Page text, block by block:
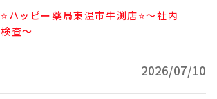
⭐ハッピー薬局東温市牛渕店⭐～社内
検査～
2026/07/10